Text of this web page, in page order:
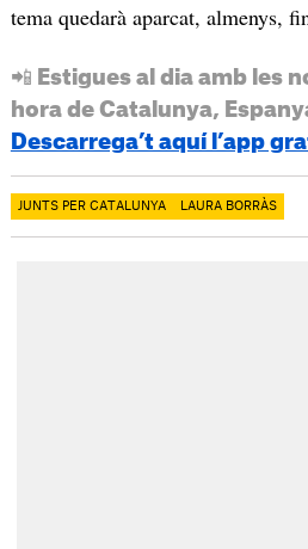
tema quedarà aparcat, almenys,
📲 Estigues al dia amb les
hora de Catalunya,
Descarrega’t aquí l’app
JUNTS PER CATALUNYA LAURA BORRÀS